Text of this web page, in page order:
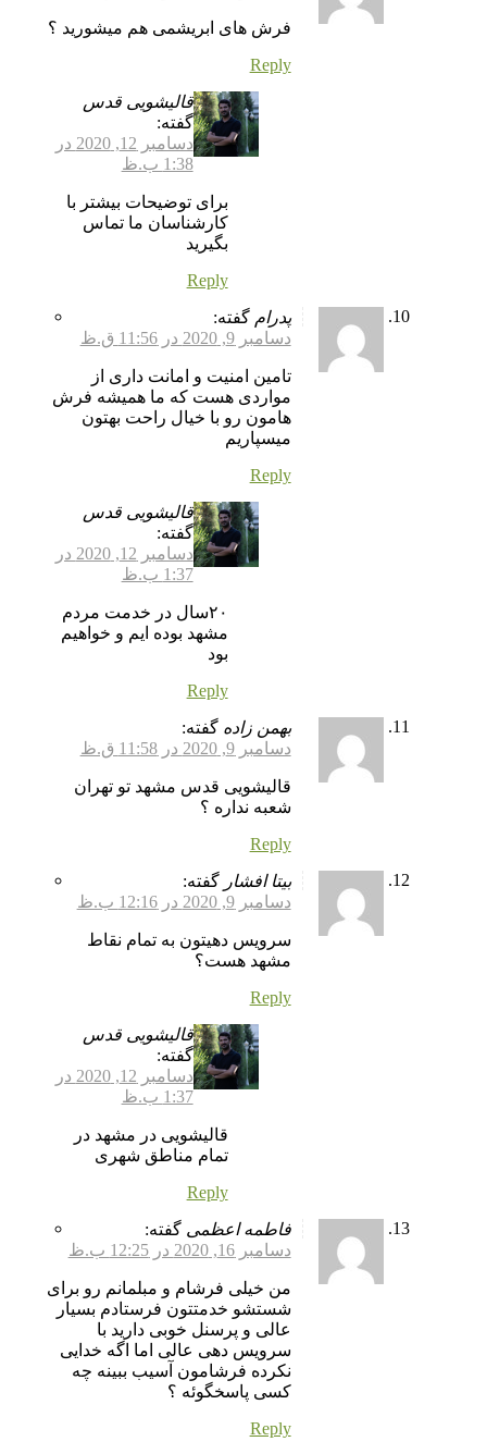
فرش های ابریشمی هم میشورید ؟
Reply
قالیشویی قدس
گفته:
دسامبر 12, 2020 در
1:38 ب.ظ
برای توضیحات بیشتر با
کارشناسان ما تماس
بگیرید
Reply
پدرام گفته:
دسامبر 9, 2020 در 11:56 ق.ظ
تامین امنیت و امانت داری از
مواردی هست که ما همیشه فرش
هامون رو با خیال راحت بهتون
میسپاریم
Reply
قالیشویی قدس
گفته:
دسامبر 12, 2020 در
1:37 ب.ظ
۲۰سال در خدمت مردم
مشهد بوده ایم و خواهیم
بود
Reply
بهمن زاده گفته:
دسامبر 9, 2020 در 11:58 ق.ظ
قالیشویی قدس مشهد تو تهران
شعبه نداره ؟
Reply
بیتا افشار گفته:
دسامبر 9, 2020 در 12:16 ب.ظ
سرویس دهیتون به تمام نقاط
مشهد هست؟
Reply
قالیشویی قدس
گفته:
دسامبر 12, 2020 در
1:37 ب.ظ
قالیشویی در مشهد در
تمام مناطق شهری
Reply
فاطمه اعظمی گفته:
دسامبر 16, 2020 در 12:25 ب.ظ
من خیلی فرشام و مبلمانم رو برای
شستشو خدمتتون فرستادم بسیار
عالی و پرسنل خوبی دارید با
سرویس دهی عالی اما اگه خدایی
نکرده فرشامون آسیب ببینه چه
کسی پاسخگوئه ؟
Reply